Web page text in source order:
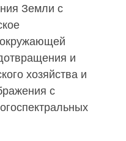
Земли с
окружающей
и
хозяйства и
с